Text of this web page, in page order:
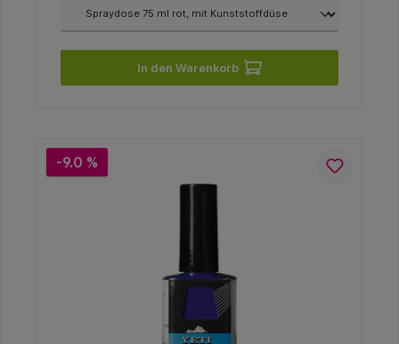
In den Warenkorb
-9.0 %